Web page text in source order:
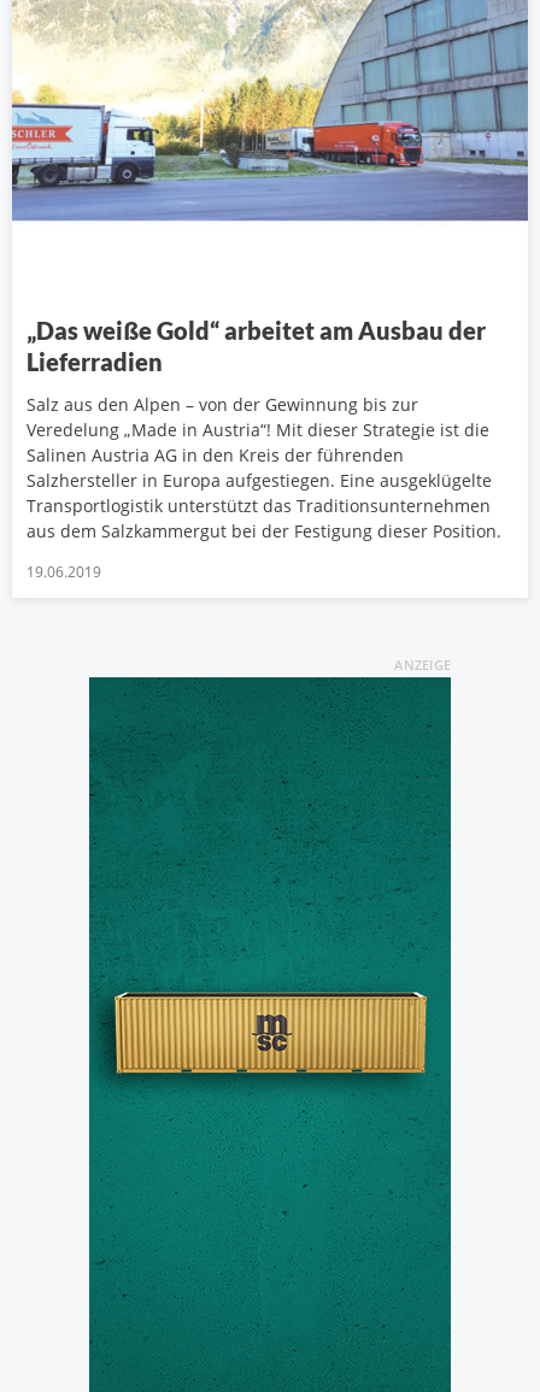
„Das weiße Gold“ arbeitet am Ausbau der
Lieferradien
Salz aus den Alpen – von der Gewinnung bis zur
Veredelung „Made in Austria“! Mit dieser Strategie ist die
Salinen Austria AG in den Kreis der führenden
Salzhersteller in Europa aufgestiegen. Eine ausgeklügelte
Transportlogistik unterstützt das Traditionsunternehmen
aus dem Salzkammergut bei der Festigung dieser Position.
19.06.2019
ANZEIGE